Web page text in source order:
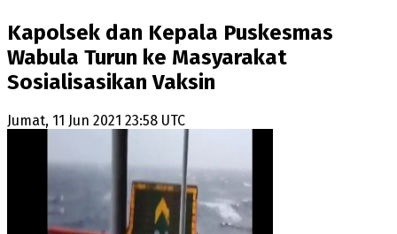
Kapolsek dan Kepala Puskesmas
Wabula Turun ke Masyarakat
Sosialisasikan Vaksin
Jumat, 11 Jun 2021 23:58 UTC